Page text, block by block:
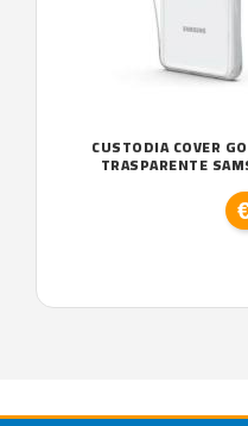
CUSTODIA COVER
TRASPARENTE